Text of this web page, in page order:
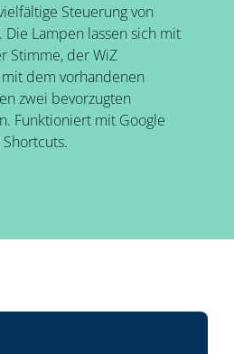
Steuerung von
Lampen lassen sich mit
Stimme, der WiZ
dem vorhandenen
zwei bevorzugten
Funktioniert mit Google